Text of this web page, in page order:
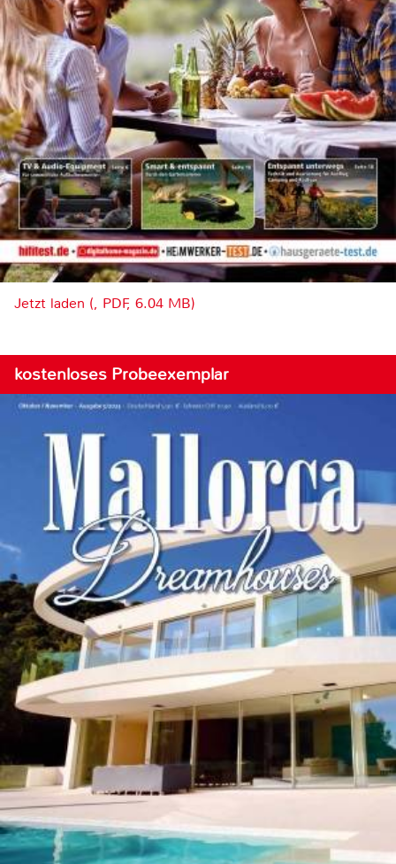
Jetzt laden (, PDF, 6.04 MB)
kostenloses Probeexemplar